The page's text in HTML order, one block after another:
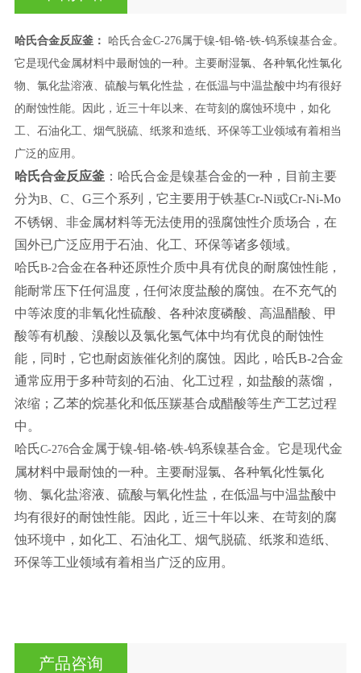
哈氏合金反应釜： 哈氏合金C-276属于镍-钼-铬-铁-钨系镍基合金。
它是现代金属材料中最耐蚀的一种。主要耐湿氯、各种氧化性氯化
物、氯化盐溶液、硫酸与氧化性盐，在低温与中温盐酸中均有很好
的耐蚀性能。因此，近三十年以来、在苛刻的腐蚀环境中，如化
工、石油化工、烟气脱硫、纸浆和造纸、环保等工业领域有着相当
广泛的应用。
哈氏合金反应釜：哈氏合金是镍基合金的一种，目前主要
分为B、 C G三个系列，它主要用于铁基Cr-Ni或Cr-Ni-Mo
不锈钢、非金属材料等无法使用的强腐蚀性介质场合，在
国外已广泛应用于石油、化工、环保等诸多领域。
哈氏B-2合金在各种还原性介质中具有优良的耐腐蚀性能，
能耐常压下任何温度，任何浓度盐酸的腐蚀。在不充气的
中等浓度的非氧化性硫酸、各种浓度磷酸、高温醋酸、甲
酸等有机酸、溴酸以及氯化氢气体中均有优良的耐蚀性
能，同时，它也耐卤族催化剂的腐蚀。因此，哈氏B-2合金
通常应用于多种苛刻的石油、化工过程，如盐酸的蒸馏，
浓缩；乙苯的烷基化和低压羰基合成醋酸等生产工艺过程
中。
哈氏C-276合金属于镍-钼-铬-铁-钨系镍基合金。它是现代金
属材料中最耐蚀的一种。主要耐湿氯、各种氧化性氯化
物、氯化盐溶液、硫酸与氧化性盐，在低温与中温盐酸中
均有很好的耐蚀性能。因此，近三十年以来、在苛刻的腐
蚀环境中，如化工、石油化工、烟气脱硫、纸浆和造纸、
环保等工业领域有着相当广泛的应用。
产品咨询